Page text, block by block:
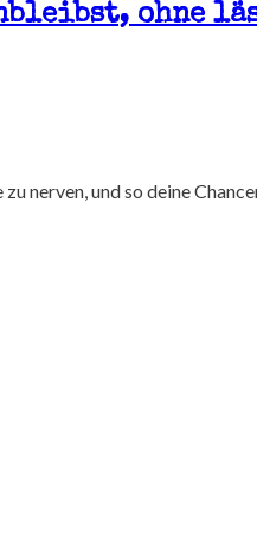
ohne
nerven, und so deine